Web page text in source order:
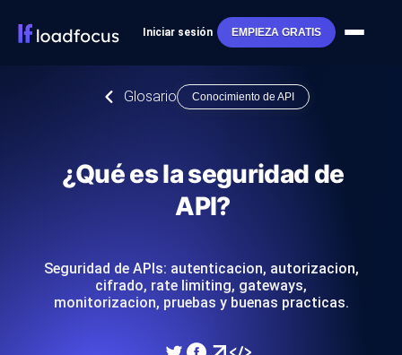
Iniciar sesión EMPIEZA GRATIS
Glosario Conocimiento de API
¿Qué es la seguridad de
API?
Seguridad de APIs: autenticacion, autorizacion,
cifrado, rate limiting, gateways,
monitorizacion, pruebas y buenas practicas.